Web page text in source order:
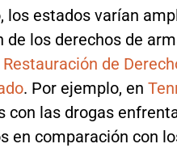
los estados varían
de los derechos de
de
. Por ejemplo, en
con las drogas
en comparación con